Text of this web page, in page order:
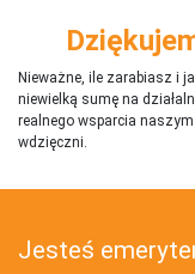
Nieważne, ile zarabiasz i
niewielką sumę na
realnego wsparcia
wdzięczni.
Jesteś